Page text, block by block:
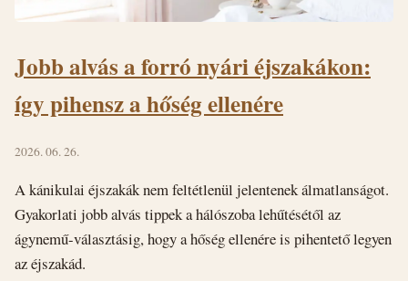
Jobb alvás a forró nyári éjszakákon:
így pihensz a hőség ellenére
2026. 06. 26.
A kánikulai éjszakák nem feltétlenül jelentenek álmatlanságot.
Gyakorlati jobb alvás tippek a hálószoba lehűtésétől az
ágynemű-választásig, hogy a hőség ellenére is pihentető legyen
az éjszakád.